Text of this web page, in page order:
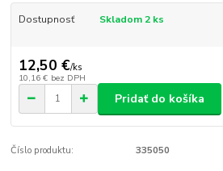
Dostupnosť Skladom 2 ks
12,50 €/ks
10,16 € bez DPH
Pridať do košíka
Číslo produktu: 335050